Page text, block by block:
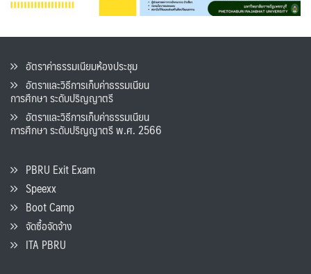
อัตราค่าธรรมเนียมห้องประชุม
อัตราและวิธีการเก็บค่าธรรมเนียน
การศึกษา ระดับปริญญาตรี
อัตราและวิธีการเก็บค่าธรรมเนียน
การศึกษา ระดับปริญญาตรี พ.ศ. 2566
PBRU Exit Exam
Speexx
Boot Camp
จัดซื้อจัดจ้าง
ITA PBRU